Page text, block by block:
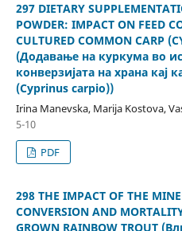
297 DIETARY
POWDER: IMPACT ON FEED
CULTURED COMMON CARP
(Додавање на куркума во
конверзијата на храна кај
(Cyprinus carpio))
Irina Manevska, Marija Kostova,
5-10
PDF
298 THE IMPACT OF THE
CONVERSION AND
GROWN RAINBOW TROUT